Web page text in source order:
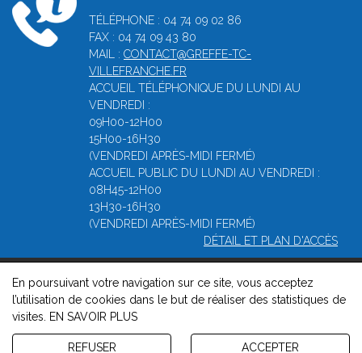
TÉLÉPHONE : 04 74 09 02 86
FAX : 04 74 09 43 80
MAIL : CONTACT@GREFFE-TC-
VILLEFRANCHE.FR
ACCUEIL TÉLÉPHONIQUE DU LUNDI AU
VENDREDI :
09H00-12H00
15H00-16H30
(VENDREDI APRÈS-MIDI FERMÉ)
ACCUEIL PUBLIC DU LUNDI AU VENDREDI :
08H45-12H00
13H30-16H30
(VENDREDI APRÈS-MIDI FERMÉ)
DÉTAIL ET PLAN D'ACCÈS
© 2026, Greffe du Tribunal de Commerce de Villefranche -
Mentions légales-Contact -Gestion des cookies-Politique de
confidentialité et de cookies
Version : 1.8.1
En poursuivant votre navigation sur ce site, vous acceptez
l’utilisation de cookies dans le but de réaliser des statistiques de
visites.
EN SAVOIR PLUS
REFUSER ACCEPTER